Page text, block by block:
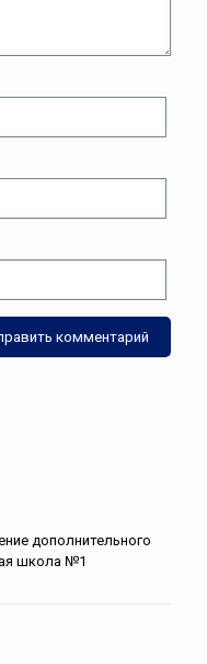
дополнительного
школа №1